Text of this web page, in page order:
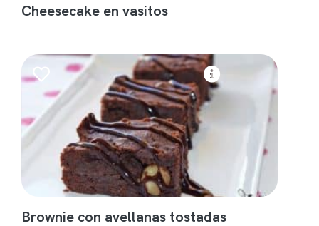
Cheesecake en vasitos
Brownie con avellanas tostadas